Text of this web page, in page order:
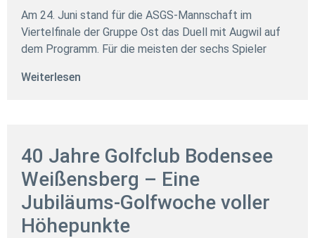
Am 24. Juni stand für die ASGS-Mannschaft im
Viertelfinale der Gruppe Ost das Duell mit Augwil auf
dem Programm. Für die meisten der sechs Spieler
Weiterlesen
40 Jahre Golfclub Bodensee
Weißensberg – Eine
Jubiläums-Golfwoche voller
Höhepunkte